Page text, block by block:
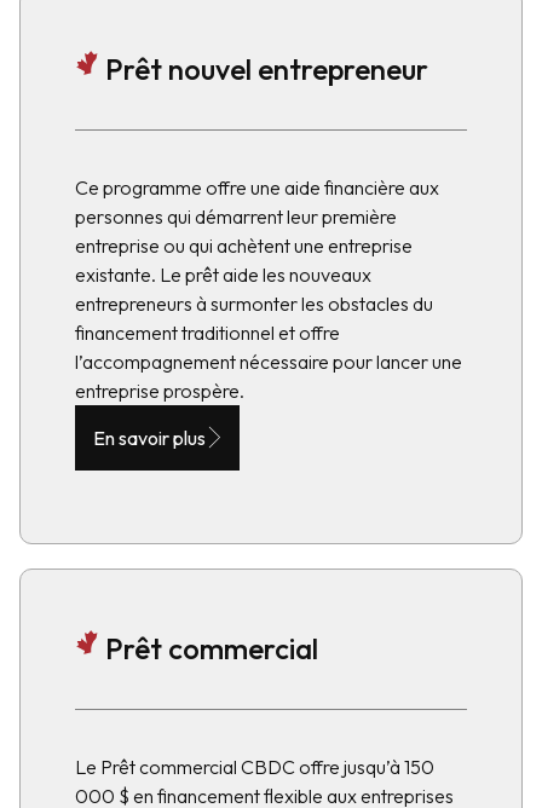
Prêt nouvel entrepreneur
Ce programme offre une aide financière aux
personnes qui démarrent leur première
entreprise ou qui achètent une entreprise
existante. Le prêt aide les nouveaux
entrepreneurs à surmonter les obstacles du
financement traditionnel et offre
l’accompagnement nécessaire pour lancer une
entreprise prospère.
En savoir plus
Prêt commercial
Le Prêt commercial CBDC offre jusqu’à 150
000 $ en financement flexible aux entreprises